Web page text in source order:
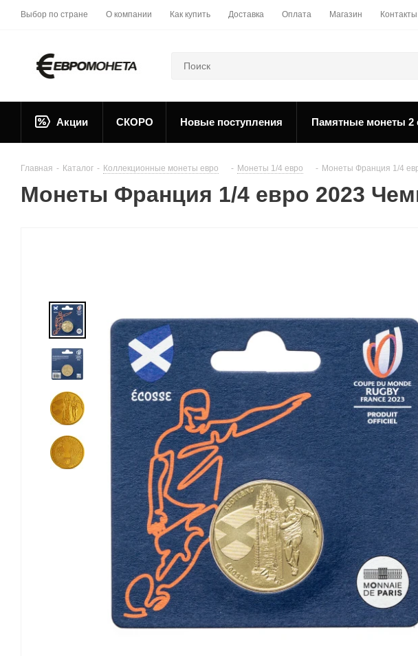
Выбор по стране О компании Как купить Доставка Оплата Магазин Контакты
Акции СКОРО Новые поступления Памятные монеты 2
Главная - Каталог - Коллекционные монеты евро - Монеты 1/4 евро - Монеты Франция 1/4
Монеты Франция 1/4 евро 2023